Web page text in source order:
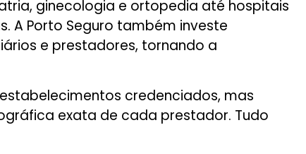
ginecologia e ortopedia até hospitais
A Porto Seguro também investe
e prestadores, tornando a
credenciados, mas
exata de cada prestador. Tudo